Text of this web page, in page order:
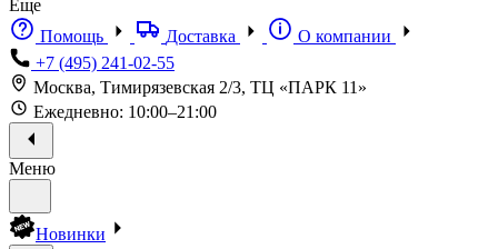
Еще
Помощь
Доставка
О компании
+7 (495) 241-02-55
Москва, Тимирязевская 2/3, ТЦ «ПАРК 11»
Ежедневно: 10:00–21:00
Меню
Новинки